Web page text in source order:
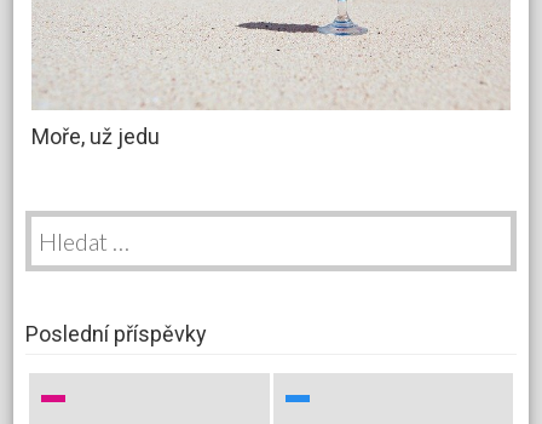
Moře, už jedu
Vyhledávání
Poslední příspěvky